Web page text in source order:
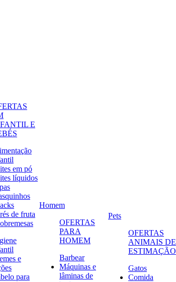
E
em pó
líquidos
de fruta
e
para
Homem
OFERTAS
PARA
HOMEM
Barbear
Máquinas e
lâminas de
Pets
OFERTAS
ANIMAIS DE
ESTIMAÇÃO
Gatos
Comida